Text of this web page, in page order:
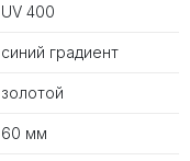
UV 400
синий градиент
золотой
60 мм